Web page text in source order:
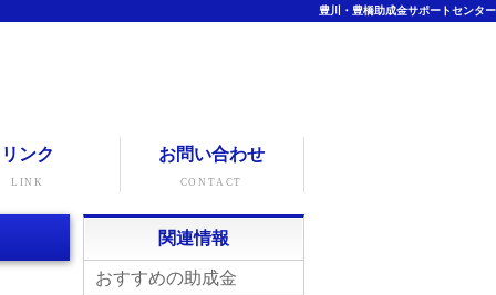
豊川・豊橋助成金サポートセンター
リンク
LINK
お問い合わせ
CONTACT
関連情報
おすすめの助成金